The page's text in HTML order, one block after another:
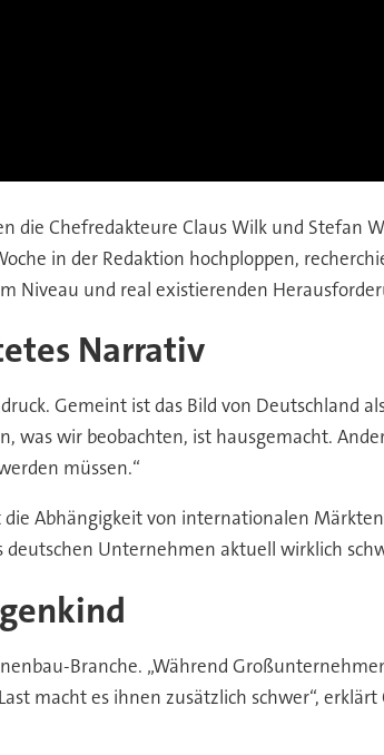
die Chefredakteure Claus Wilk und Stefan
in der Redaktion hochploppen,
Niveau und real existierenden
Narrativ
Gemeint ist das Bild von Deutschland
was wir beobachten, ist hausgemacht.
müssen.“
Abhängigkeit von internationalen
Unternehmen aktuell wirklich
Branche. „Während
macht es ihnen zusätzlich schwer“,